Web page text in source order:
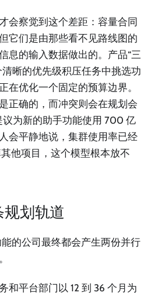
会察觉到这个差距：容量合同
它们是由那些看不见路线图的
息的输入数据做出的。产品“三
清晰的优先级积压任务中挑选功
在优化一个固定的预算边界。
正确的，而冲突则会在规划会
为新的助手功能使用 700 亿
会平静地说，集群使用率已经
他项目，这个模型根本放不
划轨道
的公司最终都会产生两份并行
和平台部门以 12 到 36 个月为